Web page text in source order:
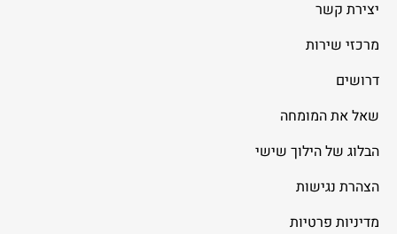
יצירת קשר
מרכזי שירות
דרושים
שאל את המומחה
הבלוג של הילוך שישי
הצהרת נגישות
מדיניות פרטיות